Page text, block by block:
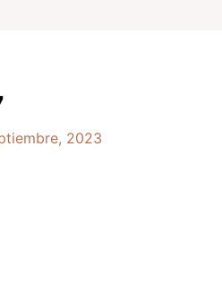
2023